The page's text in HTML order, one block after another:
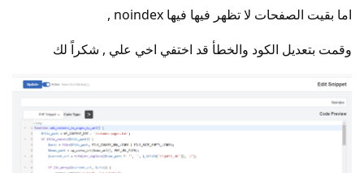
اما بقيت الصفحات لا تظهر فيها فيها noindex ,
وقمت بتعديل الكود والخطأ قد اختفي اخي علي , شكراً لك